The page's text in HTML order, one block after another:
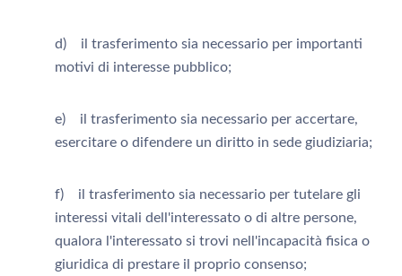
d) il trasferimento sia necessario per importanti
motivi di interesse pubblico;
e) il trasferimento sia necessario per accertare,
esercitare o difendere un diritto in sede giudiziaria;
f) il trasferimento sia necessario per tutelare gli
interessi vitali dell'interessato o di altre persone,
qualora l'interessato si trovi nell'incapacità fisica o
giuridica di prestare il proprio consenso;